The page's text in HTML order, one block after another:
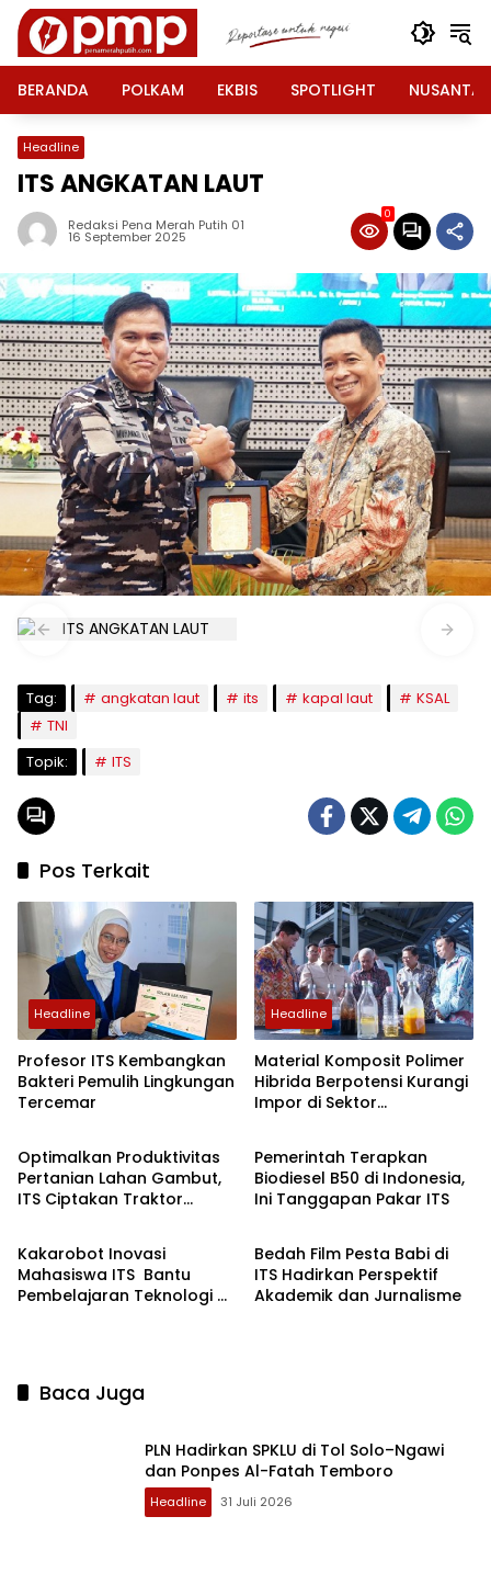
Langsung
konten
BERANDA
POLKAM EKBIS SPOTLIGHT
Headline
ITS ANGKATAN LAUT
Redaksi Pena Merah Putih 01
16 September 2025
0
Tag: angkatan laut its kapal laut
KSAL
TNI
Topik:
ITS
Pos Terkait
Headline
Profesor ITS Kembangkan
Bakteri Pemulih Lingkungan
Tercemar
Headline
Material Komposit Polimer
Hibrida Berpotensi Kurangi
Impor di Sektor
Headline
Optimalkan Produktivitas
Pertanian Lahan Gambut,
ITS Ciptakan Traktor
Ekbis
Pemerintah Terapkan
Biodiesel B50 di Indonesia,
Ini Tanggapan Pakar ITS
Headline
Kakarobot Inovasi
Mahasiswa ITS Bantu
Pembelajaran Teknologi di
Headline
Bedah Film Pesta Babi di
ITS Hadirkan Perspektif
Akademik dan Jurnalisme
Baca Juga
PLN Hadirkan SPKLU di Tol Solo–Ngawi
dan Ponpes Al-Fatah Temboro
Headline 31 Juli 2026